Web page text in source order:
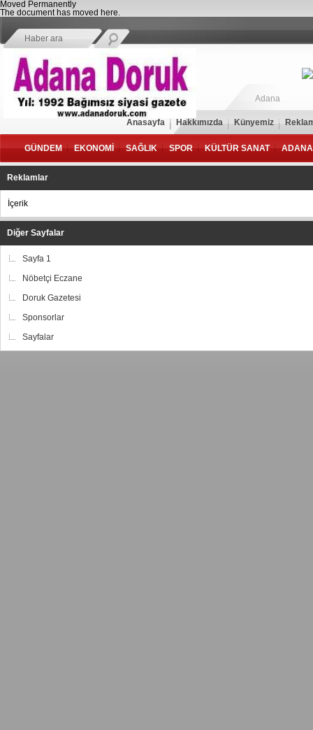
Moved Permanently
The document has moved here.
Adana
Anasayfa Hakkımızda Künyemiz
GÜNDEM EKONOMİ SAĞLIK SPOR KÜLTÜR SANAT ADANA
Reklamlar
İçerik
Diğer Sayfalar
Sayfa 1
Nöbetçi Eczane
Doruk Gazetesi
Sponsorlar
Sayfalar